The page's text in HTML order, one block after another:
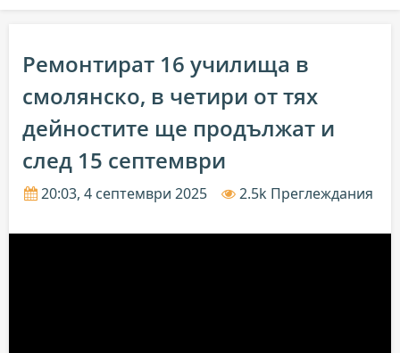
Ремонтират 16 училища в
смолянско, в четири от тях
дейностите ще продължат и
след 15 септември
20:03, 4 септември 2025 2.5k Преглеждания